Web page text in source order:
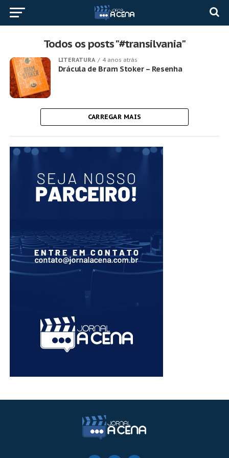
Todos os posts "#transilvania"
LITERATURA 4 anos atrás
Drácula de Bram Stoker – Resenha
CARREGAR MAIS